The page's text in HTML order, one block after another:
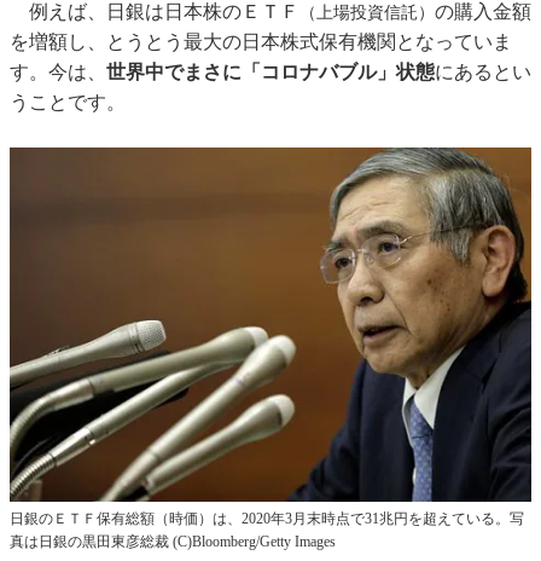
例えば、日銀は日本株のＥＴＦ （上場投資信託） の購入金額
を増額し、とうとう最大の日本株式保有機関となっていま
す。今は、 世界中でまさに「コロナバブル」状態にあるとい
うことです。
日銀のＥＴＦ保有総額（時価）は、2020年3月末時点で31兆円を超えている。写
真は日銀の黒田東彦総裁 (C)Bloomberg/Getty Images